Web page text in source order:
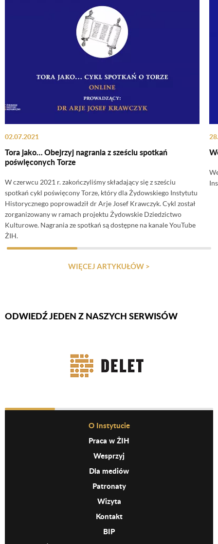
02.07.2021
Tora jako… Obejrzyj nagrania z sześciu spotkań
poświęconych Torze
W czerwcu 2021 r. zakończyliśmy składający się z sześciu
spotkań cykl poświęcony Torze, który dla Żydowskiego Instytutu
Historycznego poprowadził dr Arje Josef Krawczyk. Cykl został
zorganizowany w ramach projektu Żydowskie Dziedzictwo
Kulturowe. Nagrania ze spotkań są dostępne na kanale YouTube
ŻIH.
WIĘCEJ ARTYKUŁÓW >
Firmy Rotator
ODWIEDŹ JEDEN Z NASZYCH SERWISÓW
Before Footer MenuO Instytucie
Praca w ŻIH
Wesprzyj
Dla mediów
Patronaty
Wizyta
Kontakt
BIP